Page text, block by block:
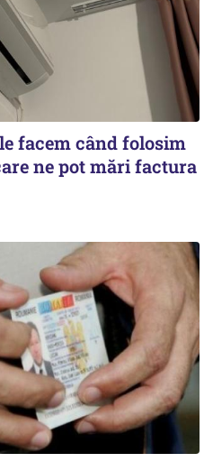
facem când folosim
ne pot mări factura